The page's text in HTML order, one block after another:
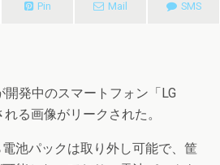
Pin Mail SMS
開発中のスマートフォン「LG
る画像がリークされた。
池パックは取り外し可能で、筐